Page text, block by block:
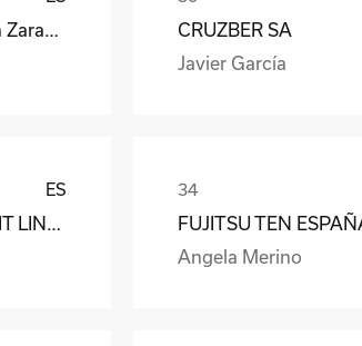
CRUZBER SA
Javier García
ES
ASTIGARRAGA KIT LINE S.L.
Angela Merino